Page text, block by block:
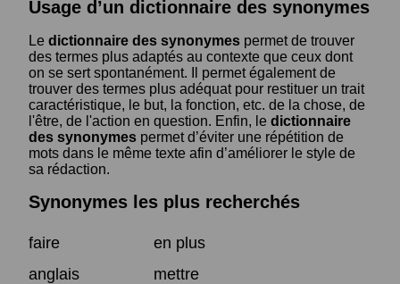
Usage d’un dictionnaire des synonymes
Le dictionnaire des synonymes permet de trouver
des termes plus adaptés au contexte que ceux dont
on se sert spontanément. Il permet également de
trouver des termes plus adéquat pour restituer un trait
caractéristique, le but, la fonction, etc. de la chose, de
l'être, de l'action en question. Enfin, le dictionnaire
des synonymes permet d’éviter une répétition de
mots dans le même texte afin d’améliorer le style de
sa rédaction.
Synonymes les plus recherchés
faire
en plus
anglais
mettre